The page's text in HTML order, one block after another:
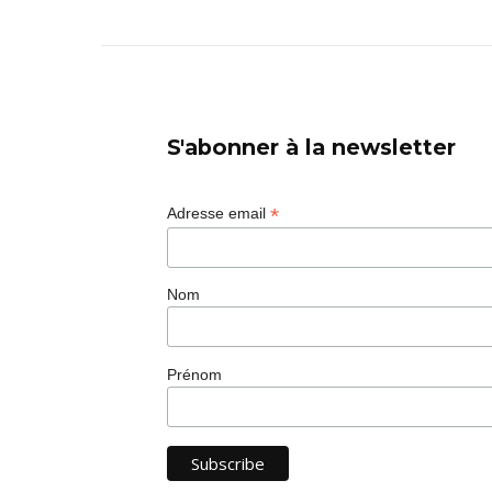
S'abonner à la newsletter
Adresse email *
Nom
Prénom